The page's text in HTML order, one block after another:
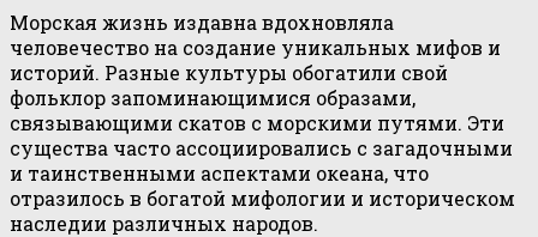
Морская жизнь издавна вдохновляла
человечество на создание уникальных мифов и
историй. Разные культуры обогатили свой
фольклор запоминающимися образами,
связывающими скатов с морскими путями. Эти
существа часто ассоциировались с загадочными
и таинственными аспектами океана, что
отразилось в богатой мифологии и историческом
наследии различных народов.